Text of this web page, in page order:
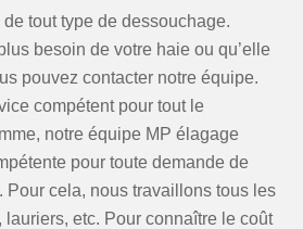
de tout type de dessouchage.
besoin de votre haie ou qu’elle
pouvez contacter notre équipe.
compétent pour tout le
notre équipe MP élagage
pour toute demande de
Pour cela, nous travaillons tous les
lauriers, etc. Pour connaître le coût